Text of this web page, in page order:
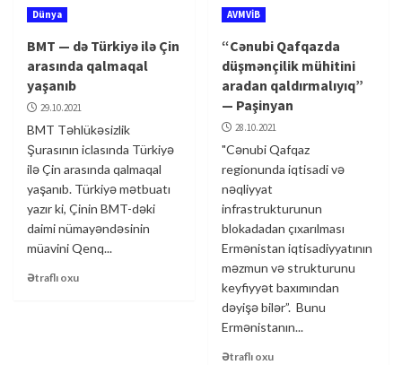
Dünya
BMT — də Türkiyə ilə Çin
arasında qalmaqal
yaşanıb
29.10.2021
BMT Təhlükəsizlik
Şurasının iclasında Türkiyə
ilə Çin arasında qalmaqal
yaşanıb. Türkiyə mətbuatı
yazır ki, Çinin BMT-dəki
daimi nümayəndəsinin
müavini Qenq...
Ətraflı oxu
AVMVİB
“Cənubi Qafqazda
düşmənçilik mühitini
aradan qaldırmalıyıq”
— Paşinyan
28.10.2021
"Cənubi Qafqaz
regionunda iqtisadi və
nəqliyyat
infrastrukturunun
blokadadan çıxarılması
Ermənistan iqtisadiyyatının
məzmun və strukturunu
keyfiyyət baxımından
dəyişə bilər”. Bunu
Ermənistanın...
Ətraflı oxu